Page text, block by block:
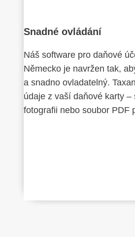
Snadné ovládání
Náš software pro daňové
Německo je navržen tak,
a snadno ovladatelný.
údaje z vaší daňové karty –
fotografii nebo soubor PDF